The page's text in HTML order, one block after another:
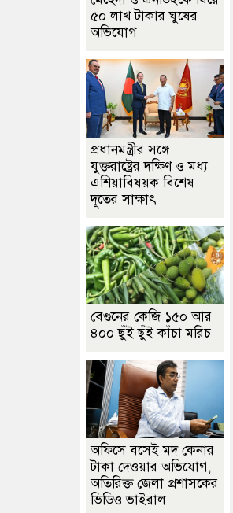
৫০ লাখ টাকার ঘুষের
অভিযোগ
প্রধানমন্ত্রীর সঙ্গে
যুক্তরাষ্ট্রের দক্ষিণ ও মধ্য
এশিয়াবিষয়ক বিশেষ
দূতের সাক্ষাৎ
বেগুনের কেজি ১৫০ আর
৪০০ ছুঁই ছুঁই কাঁচা মরিচ
অফিসে বসেই মদ কেনার
টাকা দেওয়ার অভিযোগ,
অতিরিক্ত জেলা প্রশাসকের
ভিডিও ভাইরাল